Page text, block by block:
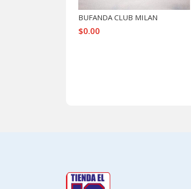
BUFANDA CLUB MILAN
$0.00